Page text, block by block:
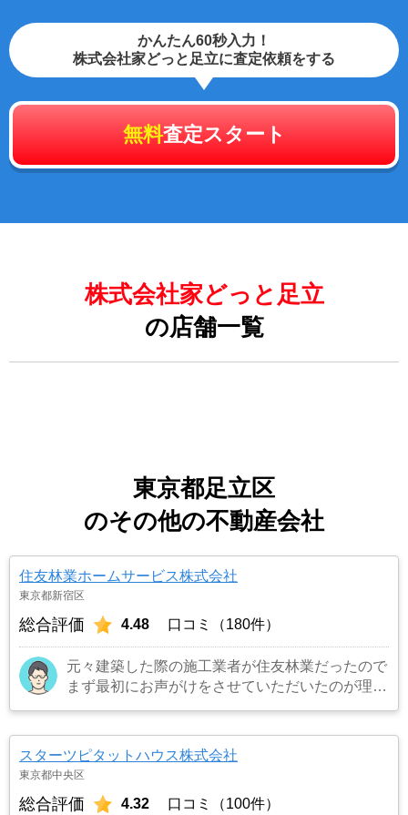
かんたん60秒入力！
株式会社家どっと足立に査定依頼をする
無料査定スタート
株式会社家どっと足立
の店舗一覧
東京都足立区
のその他の不動産会社
住友林業ホームサービス株式会社
東京都新宿区
総合評価 4.48 口コミ（180件）
元々建築した際の施工業者が住友林業だったので
まず最初にお声がけをさせていただいたのが理由
スターツピタットハウス株式会社
東京都中央区
総合評価 4.32 口コミ（100件）